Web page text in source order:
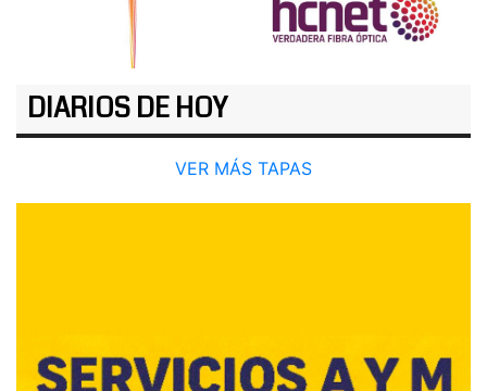
DIARIOS DE HOY
VER MÁS TAPAS